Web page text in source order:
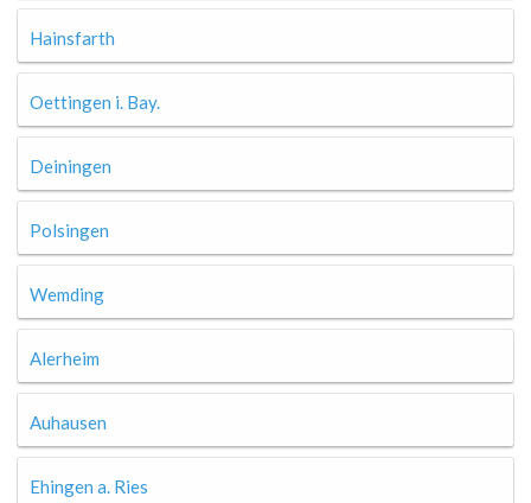
Hainsfarth
Oettingen i. Bay.
Deiningen
Polsingen
Wemding
Alerheim
Auhausen
Ehingen a. Ries